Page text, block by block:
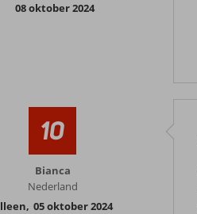
08 oktober 2024
10
Bianca
Nederland
, 05 oktober 2024